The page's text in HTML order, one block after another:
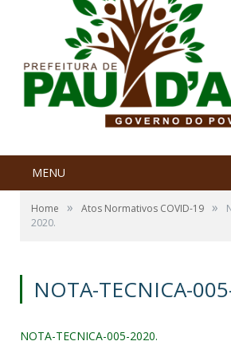
MENU
Home » Atos Normativos COVID-19 »
2020.
NOTA-TECNICA-
NOTA-TECNICA-005-2020.